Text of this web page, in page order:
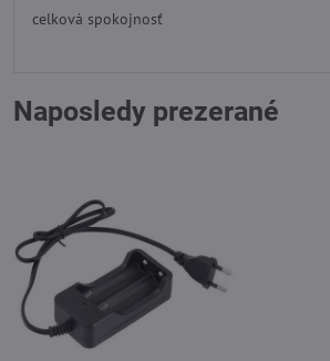
celková spokojnosť
Naposledy prezerané